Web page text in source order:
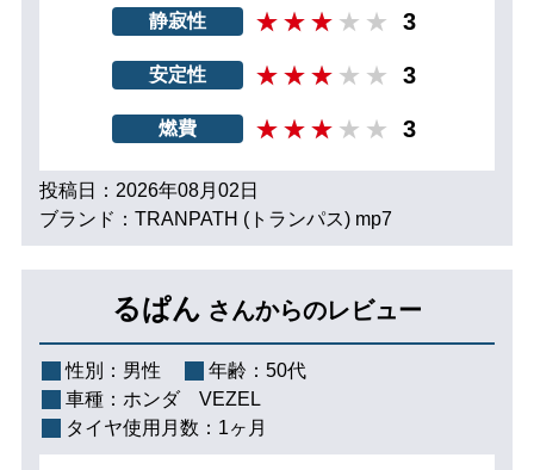
静寂性 3
安定性 3
燃費 3
投稿日：2026年08月02日
ブランド：TRANPATH (トランパス) mp7
るぱん さんからのレビュー
性別： 男性 年齢： 50代
車種： ホンダ VEZEL
タイヤ使用月数： 1ヶ月